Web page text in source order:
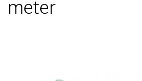
meter